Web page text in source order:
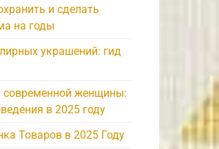
и сделать
на годы
украшений: гид
современной женщины:
в 2025 году
Товаров в 2025 Году